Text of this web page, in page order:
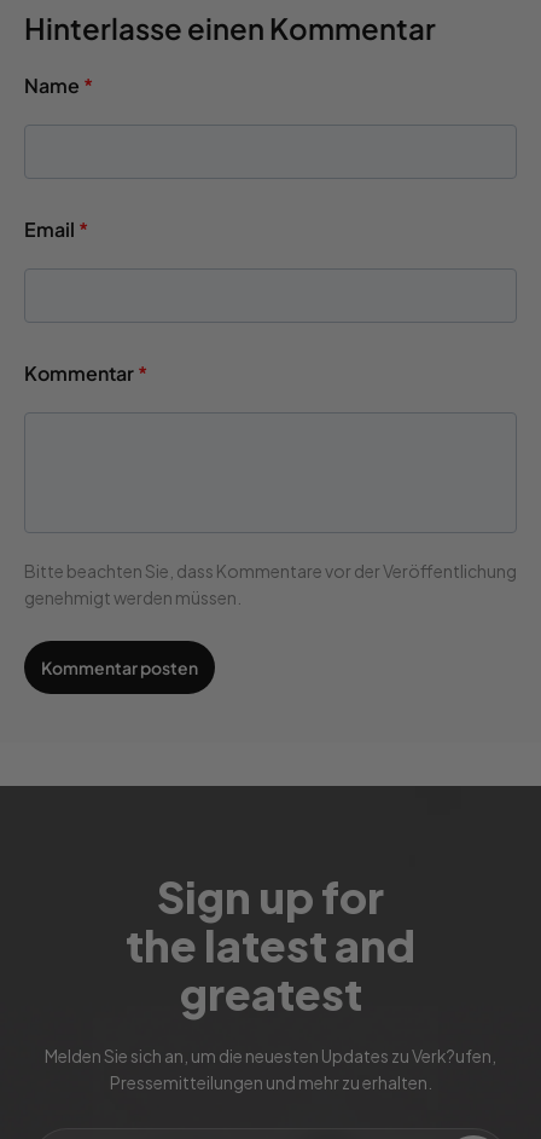
Hinterlasse einen Kommentar
Name *
Email *
Kommentar*
Bitte beachten Sie, dass Kommentare vor der Veröffentlichung
genehmigt werden müssen.
Sign up for
the latest and
greatest
Melden Sie sich an, um die neuesten Updates zu Verk?ufen,
Pressemitteilungen und mehr zu erhalten.